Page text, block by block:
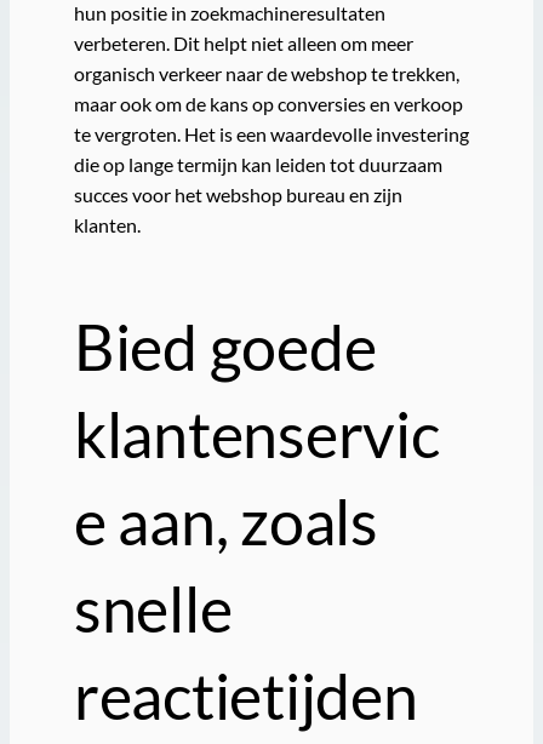
hun positie in zoekmachineresultaten
verbeteren. Dit helpt niet alleen om meer
organisch verkeer naar de webshop te trekken,
maar ook om de kans op conversies en verkoop
te vergroten. Het is een waardevolle investering
die op lange termijn kan leiden tot duurzaam
succes voor het webshop bureau en zijn
klanten.
Bied goede
klantenservic
e aan, zoals
snelle
reactietijden